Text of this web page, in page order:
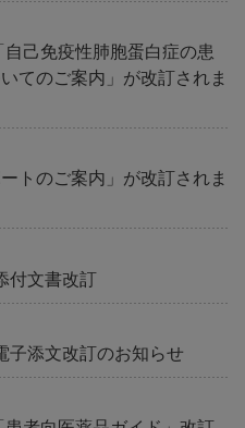
自己免疫性肺胞蛋白症の患
てのご案内」が改訂されま
トのご案内」が改訂されま
付文書改訂
子添文改訂のお知らせ